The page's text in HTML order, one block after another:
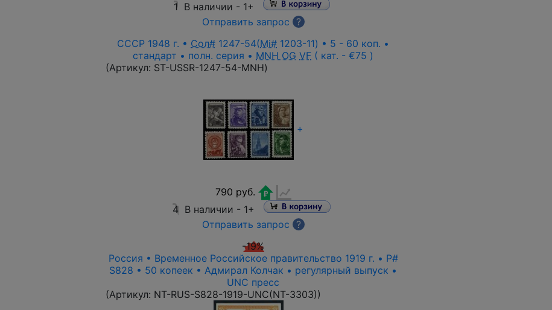
1 В наличии - 1+
Отправить запрос
?
СССР 1948 г. • Сол# 1247-54(Mi# 1203-11) • 5 - 60 коп. •
стандарт • полн. серия • MNH OG VF ( кат. - €75 )
(Артикул: ST-USSR-1247-54-MNH)
+
790 руб.
4 В наличии - 1+
Отправить запрос
?
-19%
Россия • Временное Российское правительство 1919 г. • P#
S828 • 50 копеек • Адмирал Колчак • регулярный выпуск •
UNC пресс
(Артикул: NT-RUS-S828-1919-UNC(NT-3303))